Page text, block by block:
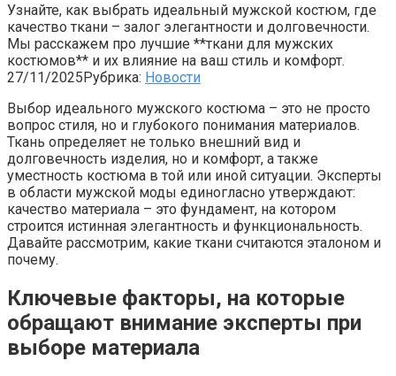
Узнайте, как выбрать идеальный мужской костюм, где
качество ткани – залог элегантности и долговечности.
Мы расскажем про лучшие **ткани для мужских
костюмов** и их влияние на ваш стиль и комфорт.
27/11/2025Рубрика: Новости
Выбор идеального мужского костюма – это не просто
вопрос стиля, но и глубокого понимания материалов.
Ткань определяет не только внешний вид и
долговечность изделия, но и комфорт, а также
уместность костюма в той или иной ситуации. Эксперты
в области мужской моды единогласно утверждают:
качество материала – это фундамент, на котором
строится истинная элегантность и функциональность.
Давайте рассмотрим, какие ткани считаются эталоном и
почему.
Ключевые факторы, на которые
обращают внимание эксперты при
выборе материала